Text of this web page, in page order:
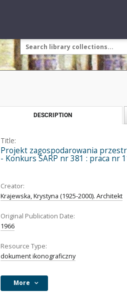
DESCRIPTION
Title:
Projekt zagospodarowania
- Konkurs SARP nr 381 : praca nr
Creator:
Krajewska, Krystyna (1925-2000). Architekt
Original Publication Date:
1966
Resource Type:
dokument ikonograficzny
More